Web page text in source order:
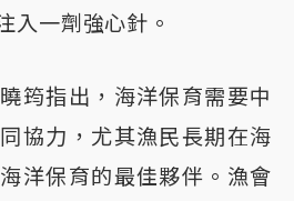
入一劑強心針。
筠指出，海洋保育需要中
協力，尤其漁民長期在海
洋保育的最佳夥伴。漁會